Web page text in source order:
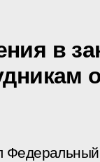
в